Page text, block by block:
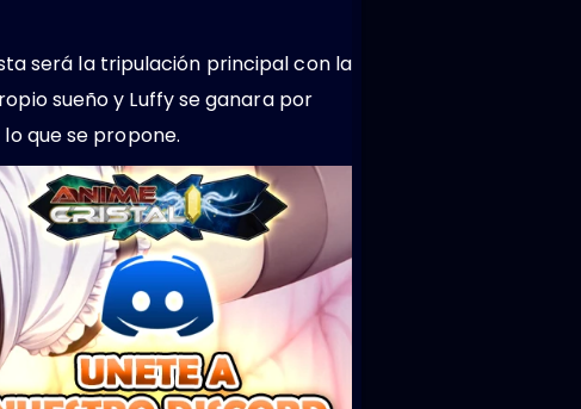
será la tripulación principal con la
sueño y Luffy se ganara por
que se propone.